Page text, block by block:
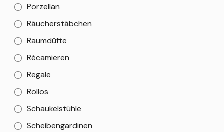
Porzellan
Räucherstäbchen
Raumdüfte
Récamieren
Regale
Rollos
Schaukelstühle
Scheibengardinen